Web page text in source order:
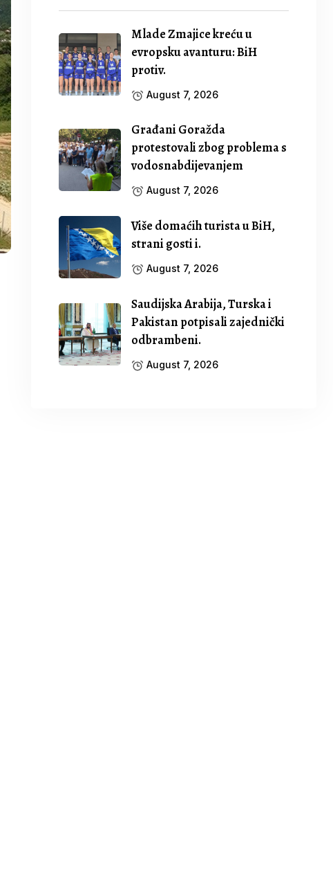
Mlade Zmajice kreću u
evropsku avanturu: BiH
protiv.
August 7, 2026
Građani Goražda
protestovali zbog problema s
vodosnabdijevanjem
August 7, 2026
Više domaćih turista u BiH,
strani gosti i.
August 7, 2026
Saudijska Arabija, Turska i
Pakistan potpisali zajednički
odbrambeni.
August 7, 2026